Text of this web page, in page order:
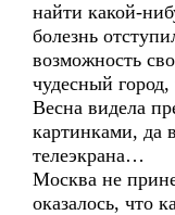
найти какой-
болезнь
возможность
чудесный
Весна видела
картинками, да
телеэкрана…
Москва не
оказалось, что